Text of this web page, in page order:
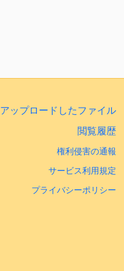
アップロードしたファイル
閲覧履歴
権利侵害の通報
サービス利用規定
プライバシーポリシー